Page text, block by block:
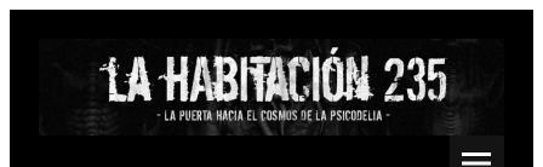
Saltar
Psychedelic, Stoner, Doom, Sludge, Fuzz, Space, Drone